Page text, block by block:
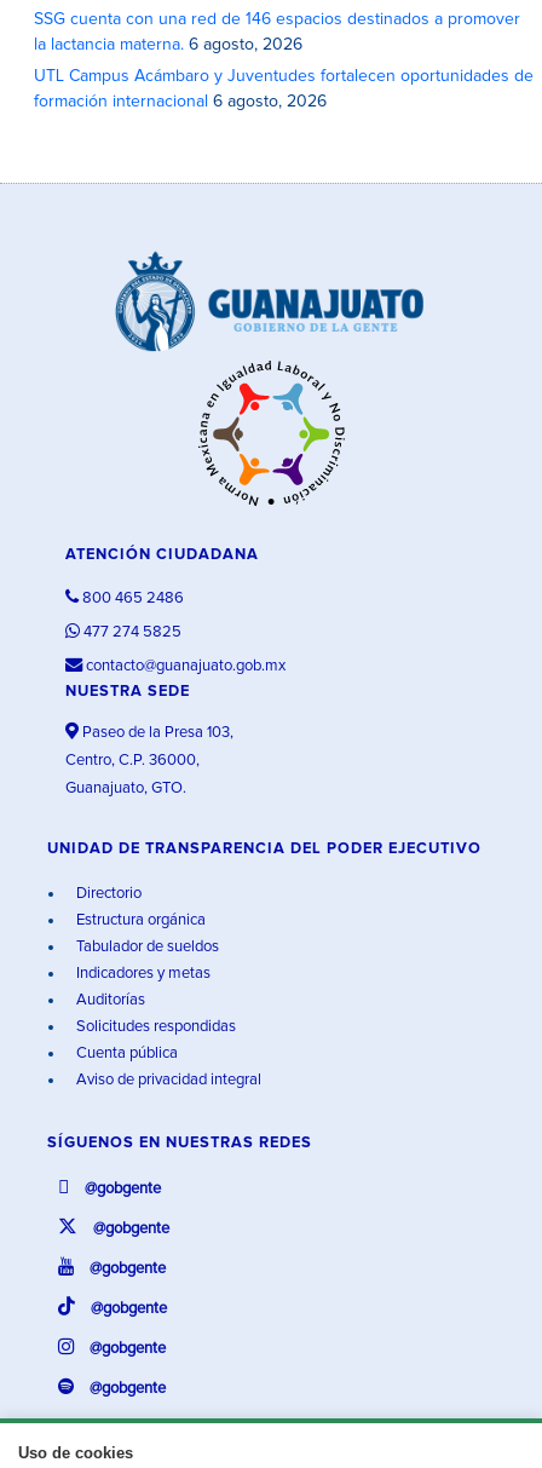
SSG cuenta con una red de 146 espacios destinados a promover
la lactancia materna. 6 agosto, 2026
UTL Campus Acámbaro y Juventudes fortalecen oportunidades de
formación internacional 6 agosto, 2026
Uso de cookies
ATENCIÓN CIUDADANA
800 465 2486
477 274 5825
contacto@guanajuato.gob.mx
NUESTRA SEDE
Paseo de la Presa 103,
Centro, C.P. 36000,
Guanajuato, GTO.
UNIDAD DE TRANSPARENCIA DEL PODER EJECUTIVO
Directorio
Estructura orgánica
Tabulador de sueldos
Indicadores y metas
Auditorías
Solicitudes respondidas
Cuenta pública
Aviso de privacidad integral
SÍGUENOS EN NUESTRAS REDES
@gobgente
@gobgente
@gobgente
@gobgente
@gobgente
@gobgente